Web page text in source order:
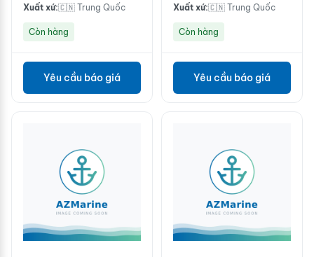
Xuất xứ:🇨🇳 Trung Quốc
Còn hàng
Yêu cầu báo giá
Xuất xứ:🇨🇳 Trung Quốc
Còn hàng
Yêu cầu báo giá